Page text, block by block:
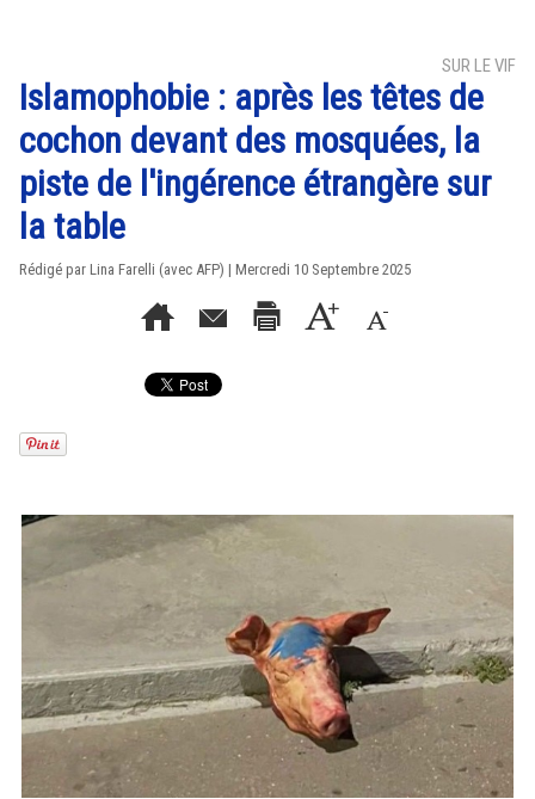
SUR LE VIF
Islamophobie : après les têtes de
cochon devant des mosquées, la
piste de l'ingérence étrangère sur
la table
Rédigé par Lina Farelli (avec AFP) | Mercredi 10 Septembre 2025